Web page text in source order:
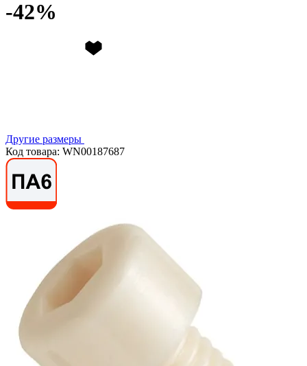
Другие размеры
Код товара: WN00187687